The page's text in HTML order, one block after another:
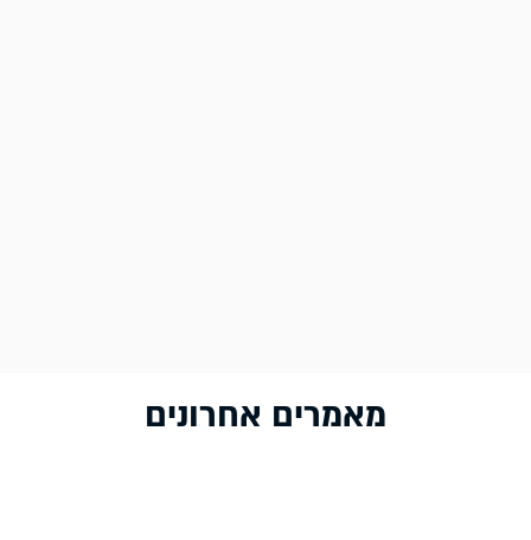
מאמרים אחרונים